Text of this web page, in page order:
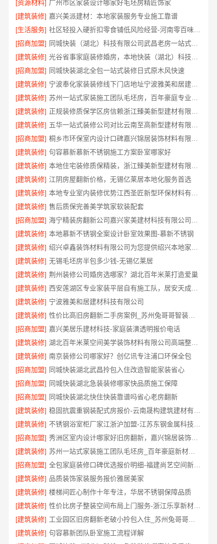
[资源材料] 广州市区家装设计哪家好毛坯房精匠饰家
[建筑装修] 嘉兴美派建材：本地家装服务专业施工靠谱
[生活服务]
社区轻投入硬折扣零食铺低风险经营-河南零百味供应链有限公司
[招商加盟]
同城快装（湖北）科技有限公司武昌老房一站式装修北欧风靠谱
[建筑装修]
[招商加盟] 同城快装湖北全包一站式装修日式原木风快速
[建筑装修]
宁波奉化家装装修线下门店地址宁波雅美和居建材科技有限公司
[建筑装修]
[建筑装修]
[建筑装修]
[招商加盟]
[建筑装修] 句容慕新慕新不锈钢施工方案卧室哪家好
[建筑装修]
[建筑装修] 江阴房屋翻新价格，无锡亿莱居本地化服务首选
[建筑装修]
[建筑装修] 售后质保完善美学筑家软装配套
[招商加盟]
[建筑装修] 本地慕新不锈钢全案设计卧室效果图-慕新不锈钢
[建筑装修]
[建筑装修] 无锡毛坯房半包多少钱-无锡亿莱居
[建筑装修] 荆州装修公司婚房选哪家？湖北百年米莱打造爱巢
[建筑装修]
西安莲湖区专业家装平层自有施工队，居安天成精工细作
[建筑装修] 宁波雅美和居建材科技有限公司
[建筑装修]
性价比高旧房翻新二手房案例_苏州兔哥哥智装新材料有限公司
[招商加盟] 嘉兴美居乐建材科技-家庭装潢透明报价电话
[建筑装修]
湖北百年米莱空间美学装饰材料有限公司高端整家装修老房
[建筑装修] 南京装修公司哪家好？创亿讯专注浦口环保全包
[招商加盟] 同城快装湖北武昌拎包入住改造智能家装省心
[招商加盟] 同城快装湖北急装装修哪家快品质施工保障
[招商加盟] 同城快装湖北快住快装靠谱吗省心老房翻新
[建筑装修]
[建筑装修]
[招商加盟]
秀洲区室内设计哪家好旧房翻新，嘉兴锦居装饰材料有限公司
[建筑装修]
苏州一站式家装施工团队毛坯房_百年豪庭新材料全案
[招商加盟]
全包家庭装修口碑优选报价明细-福建尚艺空间新材料科技有限公司
[建筑装修] 品质装饰家装服务报价雅居美家
[建筑装修] 楼梯间匠心制作十年专注，华居不锈钢保障品质
[建筑装修]
性价比房子整装空间布局上门服务-浙江乐享新材料有限公司
[建筑装修]
工业园区旧房翻新老破小拎包入住_苏州兔哥哥智装新材料有限公司全包服务
[建筑装修] 句容慕新团队卧室施工流程详解